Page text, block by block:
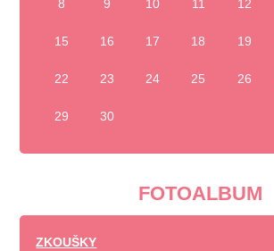
8 9 10 11 12
15 16 17 18 19
22 23 24 25 26
29 30
FOTOALBUM
ZKOUŠKY